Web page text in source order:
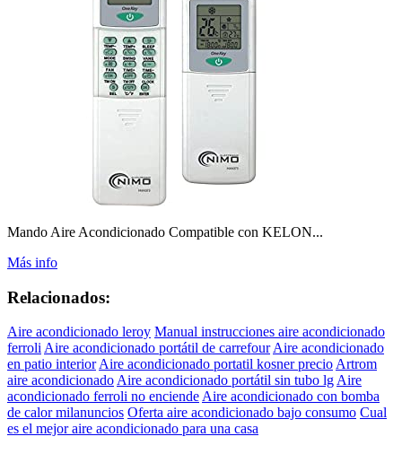
Mando Aire Acondicionado Compatible con KELON...
Más info
Relacionados:
Aire acondicionado leroy Manual instrucciones aire acondicionado
ferroli Aire acondicionado portátil de carrefour Aire acondicionado
en patio interior Aire acondicionado portatil kosner precio Artrom
aire acondicionado Aire acondicionado portátil sin tubo lg Aire
acondicionado ferroli no enciende Aire acondicionado con bomba
de calor milanuncios Oferta aire acondicionado bajo consumo Cual
es el mejor aire acondicionado para una casa